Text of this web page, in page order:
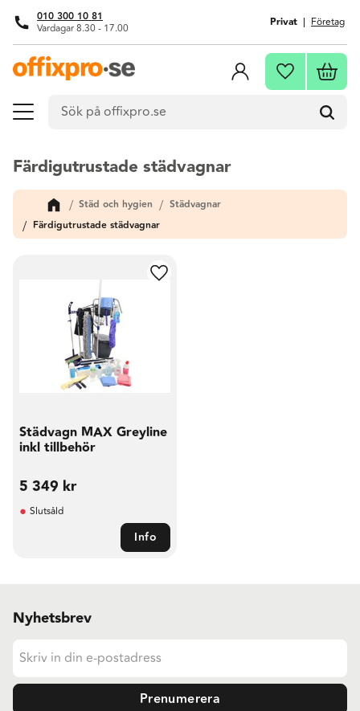
Meny
010 300 10 81
Vardagar 8.30 - 17.00 Privat Företag
Favoriter
Färdigutrustade städvagnar
Städ och hygien
Städvagnar
Färdigutrustade städvagnar
Städvagn MAX Greyline
inkl tillbehör
5 349 kr
Lägg till i favoriter
Slutsåld
Info
Nyhetsbrev
Prenumerera